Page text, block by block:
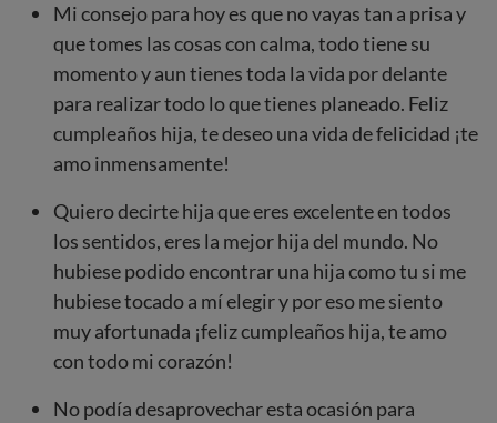
Mi consejo para hoy es que no vayas tan a prisa y
que tomes las cosas con calma, todo tiene su
momento y aun tienes toda la vida por delante
para realizar todo lo que tienes planeado. Feliz
cumpleaños hija, te deseo una vida de felicidad ¡te
amo inmensamente!
Quiero decirte hija que eres excelente en todos
los sentidos, eres la mejor hija del mundo. No
hubiese podido encontrar una hija como tu si me
hubiese tocado a mí elegir y por eso me siento
muy afortunada ¡feliz cumpleaños hija, te amo
con todo mi corazón!
No podía desaprovechar esta ocasión para